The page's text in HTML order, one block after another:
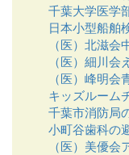
千葉大学医学
日本小型船舶
（医）北滋
（医）細川
（医）峰明
キッズルーム
千葉市消防局
小町谷歯科の
（医）美優